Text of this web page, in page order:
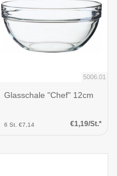
5006.01
Glasschale "Chef" 12cm
6 St. €7,14 €1,19/St.*